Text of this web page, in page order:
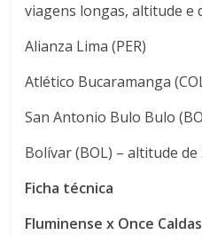
viagens longas, altitude e
Alianza Lima (PER)
Atlético Bucaramanga
San Antonio Bulo Bulo
Bolívar (BOL) – altitude de
Ficha técnica
Fluminense x Once Caldas